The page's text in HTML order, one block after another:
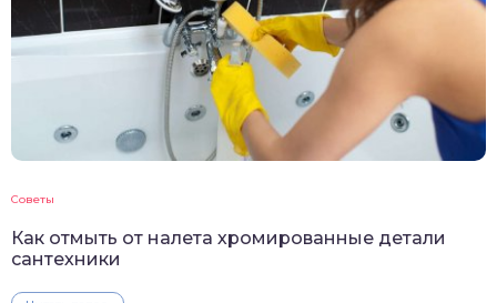
Советы
Как отмыть от налета хромированные детали
сантехники